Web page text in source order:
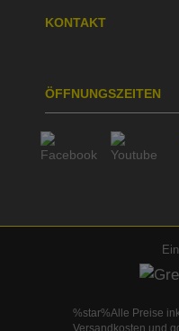
KONTAKT
ÖFFNUNGSZEITEN
%star%Alle Preise
Versandkosten und